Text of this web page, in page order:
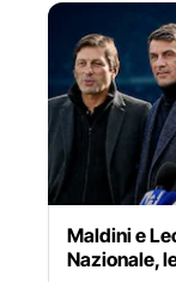
Maldini e
Nazionale,